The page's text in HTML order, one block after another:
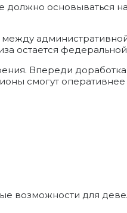
основываться на
остается
Впереди
смогут
возможности для